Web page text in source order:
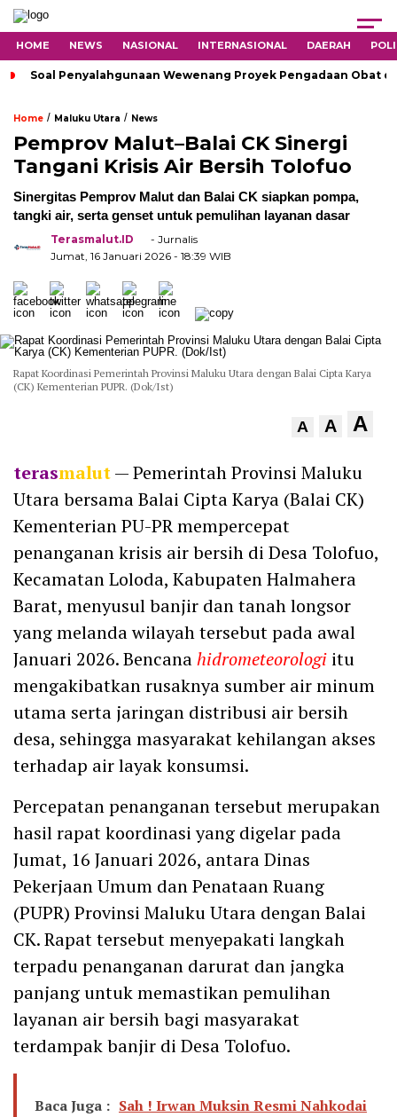
HOME NEWS NASIONAL INTERNASIONAL DAERAH
Soal Penyalahgunaan Wewenang Proyek Pengadaan Obat
Home / Maluku Utara / News
Pemprov Malut–Balai CK Sinergi
Tangani Krisis Air Bersih Tolofuo
Sinergitas Pemprov Malut dan Balai CK siapkan pompa,
tangki air, serta genset untuk pemulihan layanan dasar
Terasmalut.ID
- Jurnalis
Jumat, 16 Januari 2026 - 18:39 WIB
Rapat Koordinasi Pemerintah Provinsi Maluku Utara dengan Balai Cipta Karya
(CK) Kementerian PUPR. (Dok/Ist)
A A A
terasmalut— Pemerintah Provinsi Maluku
Utara bersama Balai Cipta Karya (Balai CK)
Kementerian PU-PR mempercepat
penanganan krisis air bersih di Desa Tolofuo,
Kecamatan Loloda, Kabupaten Halmahera
Barat, menyusul banjir dan tanah longsor
yang melanda wilayah tersebut pada awal
Januari 2026. Bencanahidrometeorologi itu
mengakibatkan rusaknya sumber air minum
utama serta jaringan distribusi air bersih
desa, sehingga masyarakat kehilangan akses
terhadap air layak konsumsi.
Percepatan penanganan tersebut merupakan
hasil rapat koordinasi yang digelar pada
Jumat, 16 Januari 2026, antara Dinas
Pekerjaan Umum dan Penataan Ruang
(PUPR) Provinsi Maluku Utara dengan Balai
CK. Rapat tersebut menyepakati langkah
terpadu penanganan darurat dan jangka
panjang untuk memastikan pemulihan
layanan air bersih bagi masyarakat
terdampak banjir di Desa Tolofuo.
Baca Juga : Sah ! Irwan Muksin Resmi Nahkodai